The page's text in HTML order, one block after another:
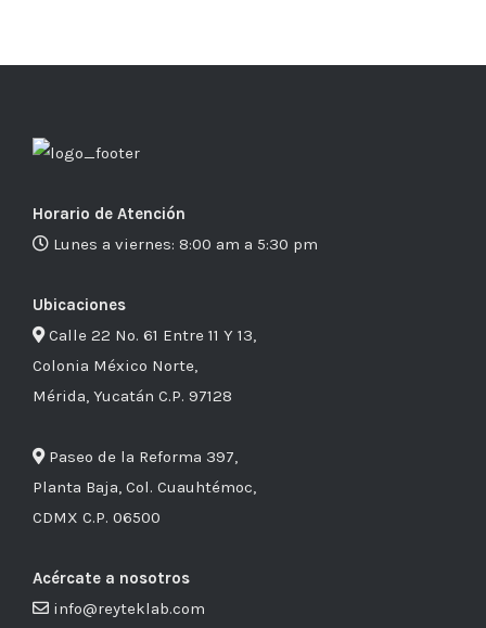
Horario de Atención
Lunes a viernes: 8:00 am a 5:30 pm
Ubicaciones
Calle 22 No. 61 Entre 11 Y 13,
Colonia México Norte,
Mérida, Yucatán C.P. 97128
Paseo de la Reforma 397,
Planta Baja, Col. Cuauhtémoc,
CDMX C.P. 06500
Acércate a nosotros
info@reyteklab.com